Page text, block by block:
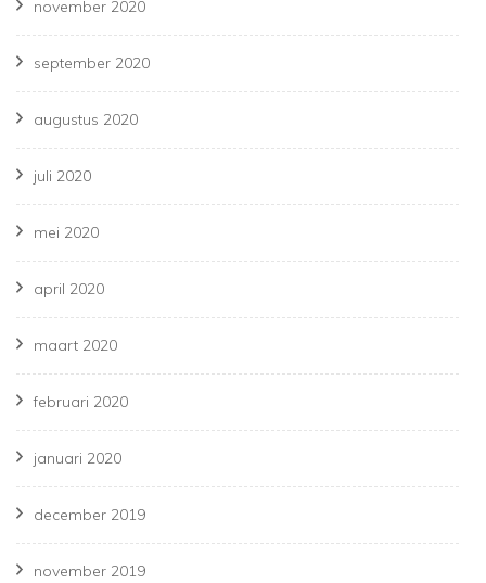
november 2020
september 2020
augustus 2020
juli 2020
mei 2020
april 2020
maart 2020
februari 2020
januari 2020
december 2019
november 2019